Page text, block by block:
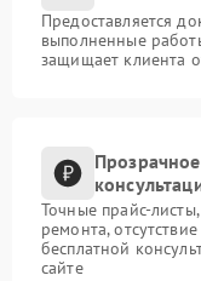
Предоставляется
выполненные
защищает клиента
Точные прайс-
ремонта,
бесплатной
сайте